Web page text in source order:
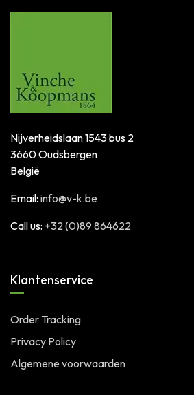
Nijverheidslaan 1543 bus 2
3660 Oudsbergen
België
Email: info@v-k.be
Call us: +32 (0)89 864622
Klantenservice
Order Tracking
Privacy Policy
Algemene voorwaarden